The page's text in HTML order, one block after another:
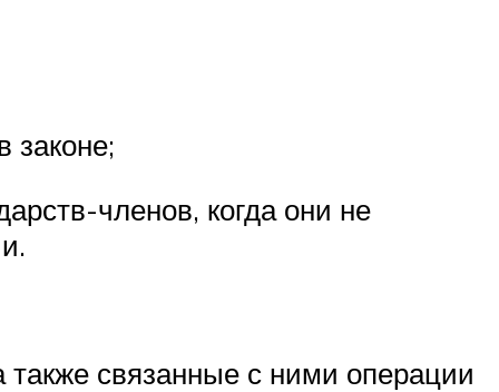
законе;
членов, когда они не
связанные с ними операции